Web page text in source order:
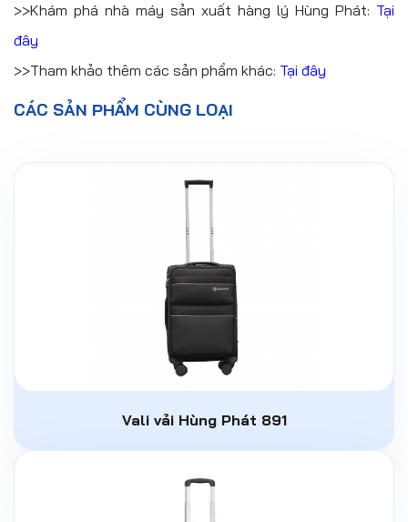
>>Khám phá nhà máy sản xuất hàng lý Hùng Phát: Tại
đây
>>Tham khảo thêm các sản phẩm khác: Tại đây
CÁC SẢN PHẨM CÙNG LOẠI
Vali vải Hùng Phát 891